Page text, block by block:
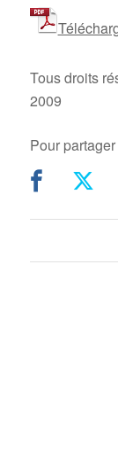
Tous droits
2009
Pour